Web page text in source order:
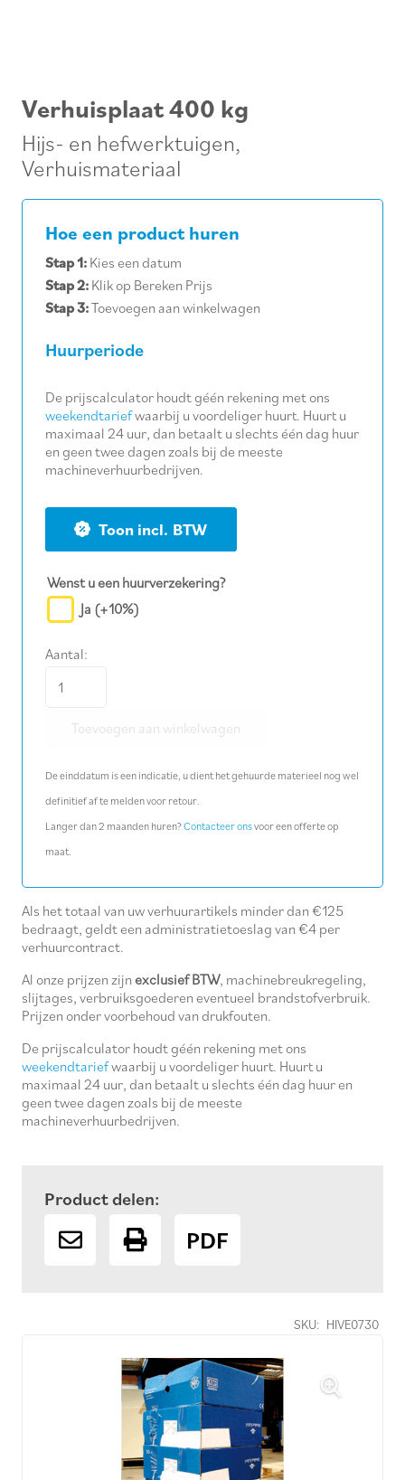
Verhuisplaat 400 kg
Hijs- en hefwerktuigen,
Verhuismateriaal
SKU: HIVE0730
Hoe een product huren
Stap 1: Kies een datum
Stap 2: Klik op Bereken Prijs
Stap 3:Toevoegen aan winkelwagen
Huurperiode
De prijscalculator houdt géén rekening met ons
weekendtariefwaarbij u voordeliger huurt. Huurt u
maximaal 24 uur, dan betaalt u slechts één dag huur
en geen twee dagen zoals bij de meeste
machineverhuurbedrijven.
BTW
Wenst u een huurverzekering?
Ja (+10%)
Aantal:
Toevoegen aan winkelwagen
De einddatum is een indicatie, u dient het gehuurde materieel nog wel
definitief af te melden voor retour.
Langer dan 2 maanden huren?Contacteer onsvoor een offerte op
maat.
Als het totaal van uw verhuurartikels minder dan €125
bedraagt, geldt een administratietoeslag van €4 per
verhuurcontract.
Al onze prijzen zijn exclusief BTW, machinebreukregeling,
slijtages, verbruiksgoederen eventueel brandstofverbruik.
Prijzen onder voorbehoud van drukfouten.
De prijscalculator houdt géén rekening met ons
weekendtariefwaarbij u voordeliger huurt. Huurt u
maximaal 24 uur, dan betaalt u slechts één dag huur en
geen twee dagen zoals bij de meeste
machineverhuurbedrijven.
Product delen:
PDF